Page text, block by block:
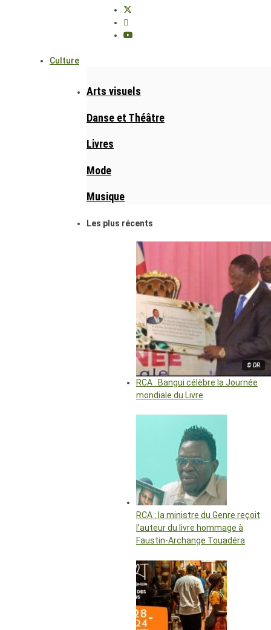
Culture
Arts visuels
Danse et Théâtre
Livres
Mode
Musique
Les plus récents
© DR
RCA : Bangui célèbre la Journée
mondiale du Livre
RCA : la ministre du Genre reçoit
l’auteur du livre hommage à
Faustin-Archange Touadéra